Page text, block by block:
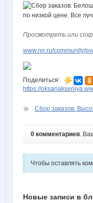
Просмотреть или
www.nn.ru/community/
Поделиться:
https://
Сбор заказов.
0 комментариев.
Чтобы оставлять
Новые записи в